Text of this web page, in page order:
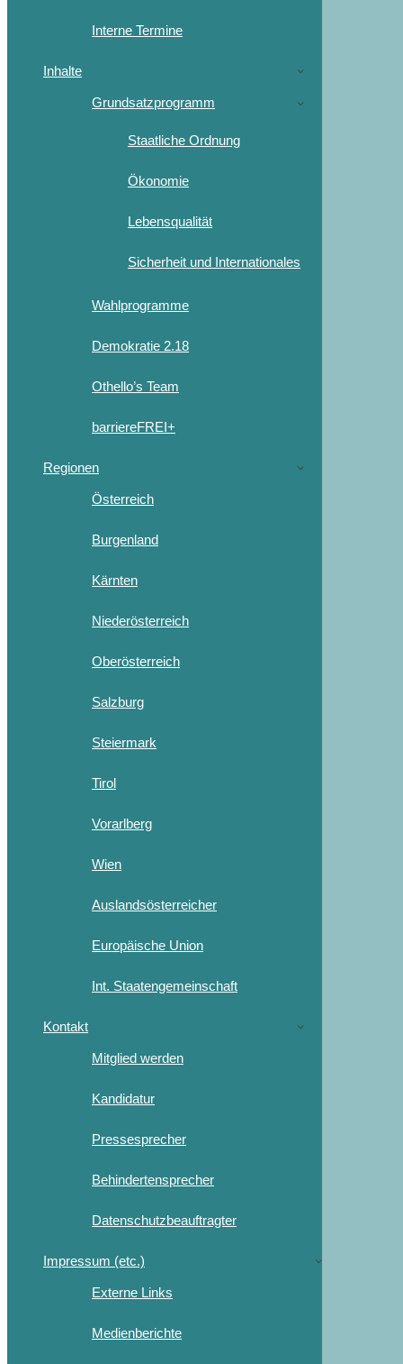
Interne Termine
Inhalte
Grundsatzprogramm
Staatliche Ordnung
Ökonomie
Lebensqualität
Sicherheit und Internationales
Wahlprogramme
Demokratie 2.18
Othello’s Team
barriereFREI+
Regionen
Österreich
Burgenland
Kärnten
Niederösterreich
Oberösterreich
Salzburg
Steiermark
Tirol
Vorarlberg
Wien
Auslandsösterreicher
Europäische Union
Int. Staatengemeinschaft
Kontakt
Mitglied werden
Kandidatur
Pressesprecher
Behindertensprecher
Datenschutzbeauftragter
Impressum (etc.)
Externe Links
Medienberichte